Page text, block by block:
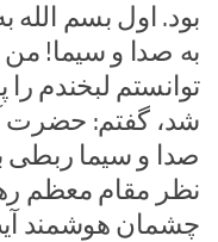
بود. اول بسم
به صدا و سیما!
توانستم لبخندم
شد، گفتم: حضرت
صدا و سیما ربطی
نظر مقام معظم
چشمان هوشمند